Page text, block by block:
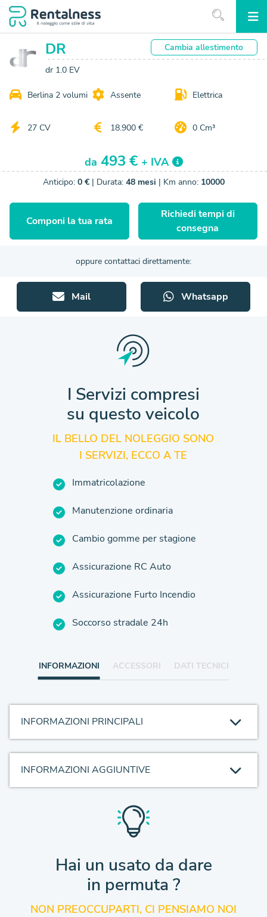
DR
dr 1.0 EV
Cambiaallestimento
Berlina 2 volumi Assente Elettrica
27 CV 18.900 € 0 Cm³
da 493 € + IVA
Anticipo: 0 €| Durata: 48 mesi | Km anno: 10000
Componi la tua rata
Richiedi tempi di
consegna
oppure contattaci direttamente:
Mail Whatsapp
I Servizi compresi
su questo veicolo
IL BELLO DEL NOLEGGIO SONO
I SERVIZI, ECCO A TE
Immatricolazione
Manutenzione ordinaria
Cambio gomme per stagione
Assicurazione RC Auto
Assicurazione Furto Incendio
Soccorso stradale 24h
INFORMAZIONI ACCESSORI DATI TECNICI
INFORMAZIONI PRINCIPALI
INFORMAZIONI AGGIUNTIVE
Hai un usato da dare
in permuta ?
NON PREOCCUPARTI, CI PENSIAMO NOI